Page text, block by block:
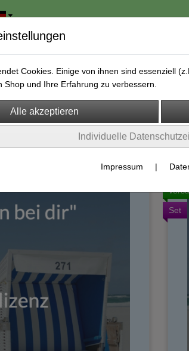
Songs & Playbacks
Set
Cookies. Einige von ihnen sind essenziell
Shop und Ihre Erfahrung zu verbessern.
Individuelle
Impressum |